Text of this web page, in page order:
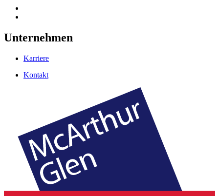
Unternehmen
Karriere
Kontakt